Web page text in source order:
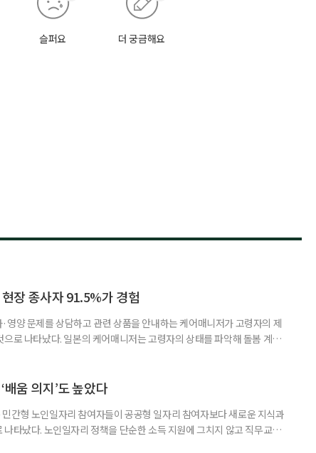
슬퍼요 더 궁금해요
장 종사자 91.5%가 경험
영양 문제를 상담하고 관련 상품을 안내하는 케어매니저가 고령자의 제
로 나타났다. 일본의 케어매니저는 고령자의 상태를 파악해 돌봄 계획
다. 일본 헬스케어 기업 인터넷인피니티는 케어매니저 전문사이트 ‘케
움 의지’도 높았다
간형 노인일자리 참여자들이 공공형 일자리 참여자보다 새로운 지식과
타났다. 노인일자리 정책을 단순한 소득 지원에 그치지 않고 직무교육